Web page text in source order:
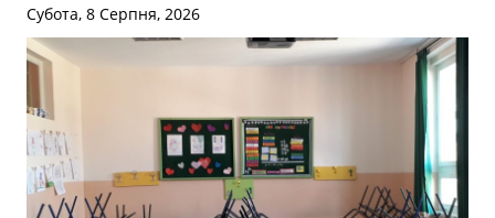
Субота, 8 Серпня, 2026